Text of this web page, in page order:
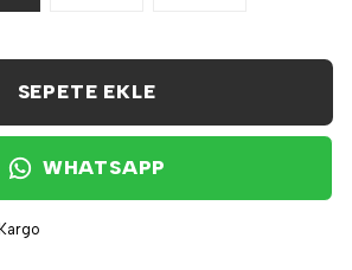
SEPETE EKLE
WHATSAPP